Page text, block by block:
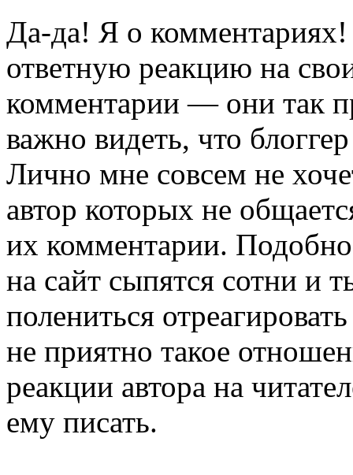
Да-да! Я о
ответную реакцию на
комментарии — они так
важно видеть, что
Лично мне совсем не
автор которых не
их комментарии.
на сайт сыпятся сотни и
полениться
не приятно такое
реакции автора на
ему писать.